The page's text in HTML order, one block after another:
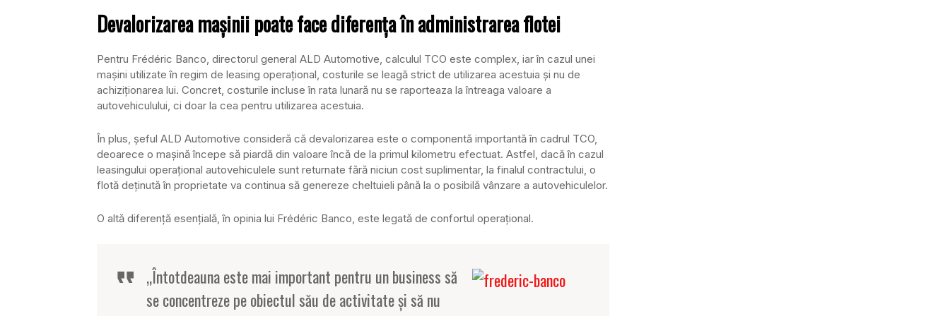
Devalorizarea maşinii poate face diferenţa în administrarea flotei
Pentru Frédéric Banco, directorul general ALD Automotive, calculul TCO este complex, iar în cazul unei
maşini utilizate în regim de leasing operaţional, costurile se leagă strict de utilizarea acestuia şi nu de
achiziţionarea lui. Concret, costurile incluse în rata lunară nu se raporteaza la întreaga valoare a
autovehiculului, ci doar la cea pentru utilizarea acestuia.
În plus, şeful ALD Automotive consideră că devalorizarea este o componentă importantă în cadrul TCO,
deoarece o maşină începe să piardă din valoare încă de la primul kilometru efectuat. Astfel, dacă în cazul
leasingului operaţional autovehiculele sunt returnate fără niciun cost suplimentar, la finalul contractului, o
flotă deţinută în proprietate va continua să genereze cheltuieli până la o posibilă vânzare a autovehiculelor.
O altă diferenţă esenţială, în opinia lui Frédéric Banco, este legată de confortul operaţional.
„Întotdeauna este mai important pentru un business să
se concentreze pe obiectul său de activitate şi să nu